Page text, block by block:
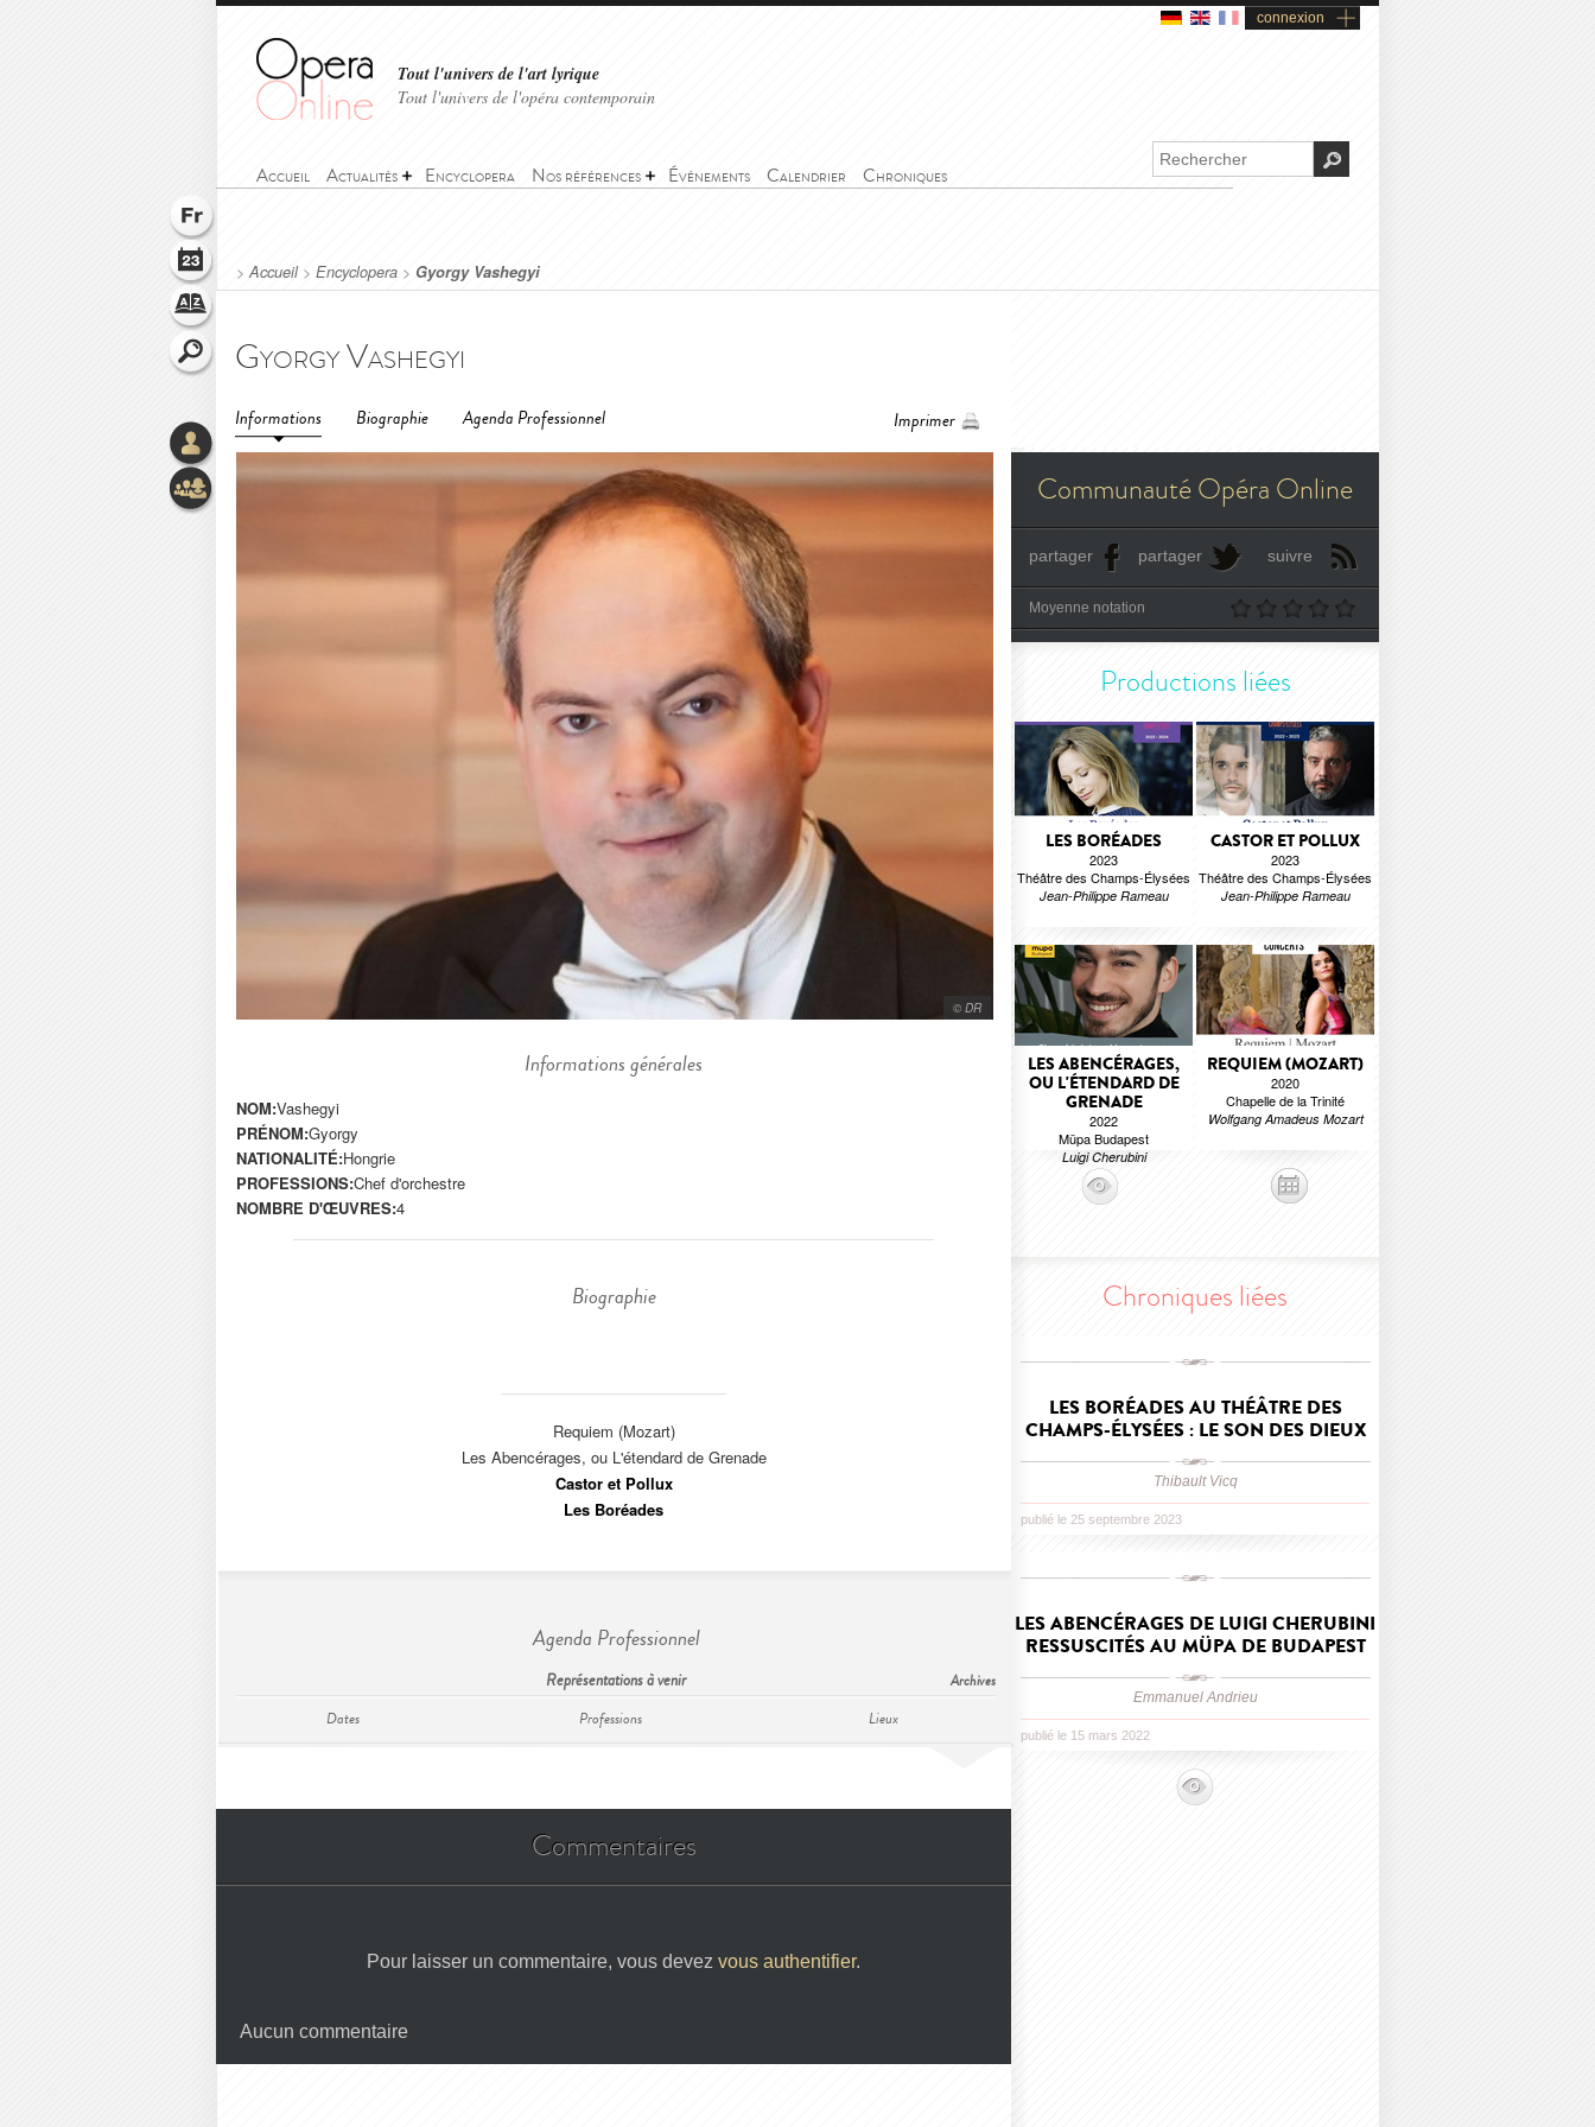
connexion
Tout l'univers de l'art lyrique
Tout l'univers de l'opéra contemporain
Accueil Actualités Encyclopera Nos références Événements Calendrier Chroniques
>Accueil> Encyclopera > Gyorgy Vashegyi
Gyorgy Vashegyi
Informations Biographie Agenda Professionnel Imprimer
© DR
Informations générales
NOM:Vashegyi
PRÉNOM:Gyorgy
NATIONALITÉ:Hongrie
PROFESSIONS:Chef d'orchestre
NOMBRE D'ŒUVRES:4
Biographie
Requiem (Mozart)
Les Abencérages, ou L'étendard de Grenade
Castor et Pollux
Les Boréades
Agenda Professionnel
Représentations à venir Archives
Dates Professions Lieux
Commentaires
Pour laisser un commentaire, vous devez vous authentifier.
Aucun commentaire
Communauté Opéra Online
partager partager suivre
Moyenne notation
Productions liées
LES BORÉADES
2023
Théâtre des Champs-Élysées
Jean-Philippe Rameau
CASTOR ET POLLUX
2023
Théâtre des Champs-Élysées
Jean-Philippe Rameau
LES ABENCÉRAGES,
OU L'ÉTENDARD DE
GRENADE
2022
Müpa Budapest
Luigi Cherubini
REQUIEM (MOZART)
2020
Chapelle de la Trinité
Wolfgang Amadeus Mozart
Chroniques liées
LES BORÉADES AU THÉÂTRE DES
CHAMPS-ÉLYSÉES : LE SON DES DIEUX
Thibault Vicq
publié le 25 septembre 2023
LES ABENCÉRAGES DE LUIGI CHERUBINI
RESSUSCITÉS AU MÜPA DE BUDAPEST
Emmanuel Andrieu
publié le 15 mars 2022